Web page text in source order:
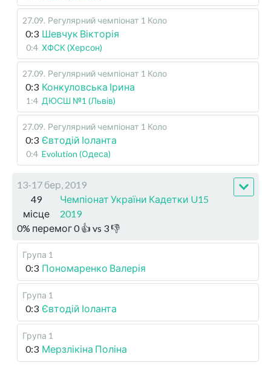
27.09. Регулярний чемпіонат 1 Коло
0:3 Шевчук Вікторія
0:4 ХФСК (Херсон)
27.09. Регулярний чемпіонат 1 Коло
0:3 Конкуловська Ірина
1:4 ДЮСШ №1 (Львів)
27.09. Регулярний чемпіонат 1 Коло
0:3 Євтодій Іоланта
0:4 Evolution (Одеса)
13-17 бер, 2019
49
місце
Чемпіонат України Кадетки U15
2019
0% перемог0👍 vs 3👎
Група 1
0:3 Пономаренко Валерія
Група 1
0:3 Євтодій Іоланта
Група 1
0:3 Мерзлікіна Поліна